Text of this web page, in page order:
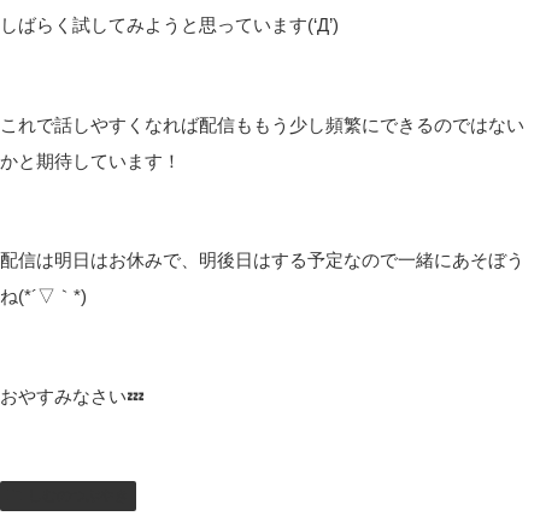
しばらく試してみようと思っています(‘Д’)
これで話しやすくなれば配信ももう少し頻繁にできるのではない
かと期待しています！
配信は明日はお休みで、明後日はする予定なので一緒にあそぼう
ね(*´▽｀*)
おやすみなさい💤